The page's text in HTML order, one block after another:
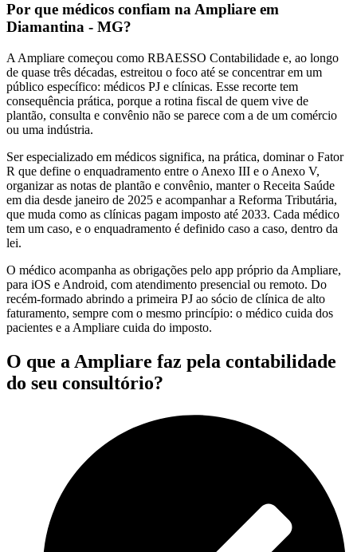
Por que médicos confiam na Ampliare em
Diamantina - MG?
A Ampliare começou como RBAESSO Contabilidade e, ao longo
de quase três décadas, estreitou o foco até se concentrar em um
público específico: médicos PJ e clínicas. Esse recorte tem
consequência prática, porque a rotina fiscal de quem vive de
plantão, consulta e convênio não se parece com a de um comércio
ou uma indústria.
Ser especializado em médicos significa, na prática, dominar o Fator
R que define o enquadramento entre o Anexo III e o Anexo V,
organizar as notas de plantão e convênio, manter o Receita Saúde
em dia desde janeiro de 2025 e acompanhar a Reforma Tributária,
que muda como as clínicas pagam imposto até 2033. Cada médico
tem um caso, e o enquadramento é definido caso a caso, dentro da
lei.
O médico acompanha as obrigações pelo app próprio da Ampliare,
para iOS e Android, com atendimento presencial ou remoto. Do
recém-formado abrindo a primeira PJ ao sócio de clínica de alto
faturamento, sempre com o mesmo princípio: o médico cuida dos
pacientes e a Ampliare cuida do imposto.
O que a Ampliare faz pela contabilidade
do seu consultório?